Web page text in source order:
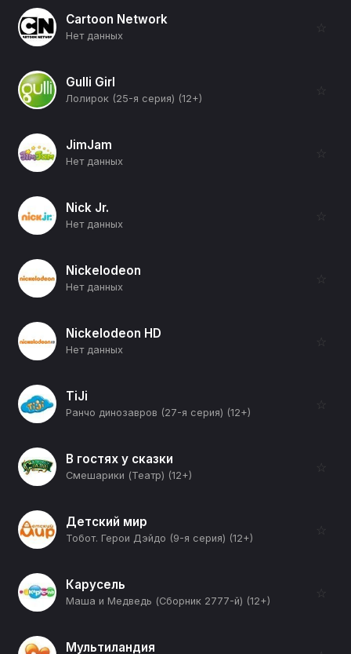
Cartoon Network
Нет данных
☆
Gulli Girl
Лолирок (25-я серия) (12+)
☆
JimJam
Нет данных
☆
Nick Jr.
Нет данных
☆
Nickelodeon
Нет данных
☆
Nickelodeon HD
Нет данных
☆
TiJi
Ранчо динозавров (27-я серия) (12+)
☆
В гостях у сказки
Смешарики (Театр) (12+)
☆
Детский мир
Тобот. Герои Дэйдо (9-я серия) (12+)
☆
Карусель
Маша и Медведь (Сборник 2777-й) (12+)
☆
Мультиландия